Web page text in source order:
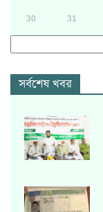
30 31
সর্বশেষ খবর